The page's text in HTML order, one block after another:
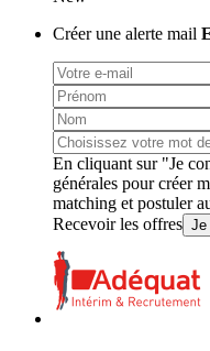
Créer une alerte mail
En cliquant sur "Je
générales pour créer
matching et postuler
Recevoir les offres Je